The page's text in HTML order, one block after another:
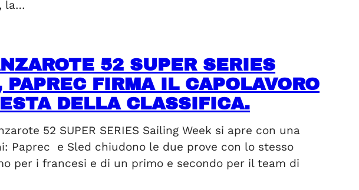
la…
52 SUPER SERIES
FIRMA IL CAPOLAVORO
DELLA CLASSIFICA.
52 SUPER SERIES Sailing Week si apre con una
Paprec e Sled chiudono le due prove con lo stesso
per i francesi e di un primo e secondo per il team di